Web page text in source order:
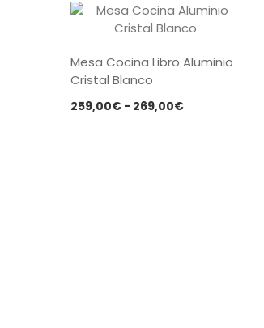
Mesa Cocina Libro Aluminio
Cristal Blanco
259,00€ - 269,00€Rango